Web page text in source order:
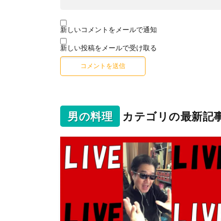
新しいコメントをメールで通知
新しい投稿をメールで受け取る
男の料理 カテゴリの最新記